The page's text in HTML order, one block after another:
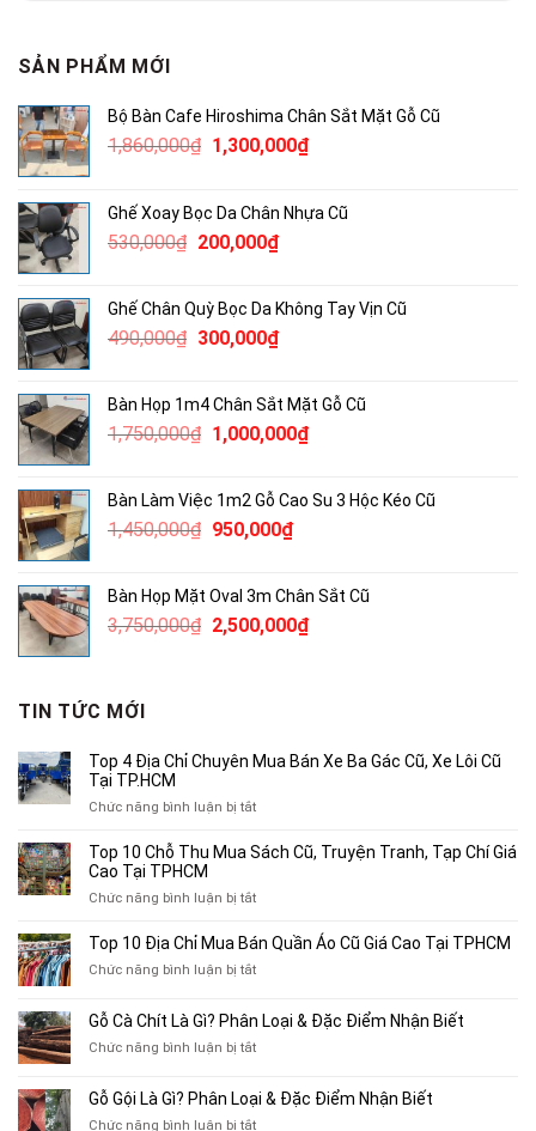
SẢN PHẨM MỚI
Bộ Bàn Cafe Hiroshima Chân Sắt Mặt Gỗ Cũ
1,860,000₫ Giá
1,860,000₫.
1,300,000₫Giá
là:
Ghế Xoay Bọc Da Chân Nhựa Cũ
530,000₫ Giá
530,000₫.
200,000₫Giá
là:
200,000₫.
Ghế Chân Quỳ Bọc Da Không Tay Vịn Cũ
490,000₫ Giá
490,000₫.
300,000₫Giá
là:
300,000₫.
Bàn Họp 1m4 Chân Sắt Mặt Gỗ Cũ
1,750,000₫ Giá
1,750,000₫.
1,000,000₫Giá
là:
Bàn Làm Việc 1m2 Gỗ Cao Su 3 Hộc Kéo Cũ
1,450,000₫ Giá
1,450,000₫.
950,000₫Giá
là:
950,000₫.
Bàn Họp Mặt Oval 3m Chân Sắt Cũ
3,750,000₫ Giá
2,500,000₫Giá
TIN TỨC MỚI
Top 4 Địa Chỉ Chuyên Mua Bán Xe Ba Gác Cũ, Xe Lôi Cũ
Tại TP.HCM
Chức năng bình luận bị tắtở
4
Chuyên
Bán
Xe
Cũ,
Xe
Cũ
Top 10 Chỗ Thu Mua Sách Cũ, Truyện Tranh, Tạp Chí Giá
Cao Tại TPHCM
Chức năng bình luận bị tắtở
10
Thu
Sách
Tạp
Chí
Top 10 Địa Chỉ Mua Bán Quần Áo Cũ Giá Cao Tại TPHCM
Chức năng bình luận bị tắtở
Địa
Chỉ
Bán
Gỗ Cà Chít Là Gì? Phân Loại & Đặc Điểm Nhận Biết
Chức năng bình luận bị tắtở
Chít
Là
Gỗ Gội Là Gì? Phân Loại & Đặc Điểm Nhận Biết
Chức năng bình luận bị tắtở